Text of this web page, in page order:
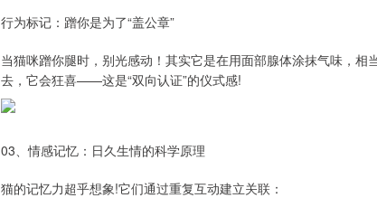
行为标记：蹭你是为了“盖公章”
当猫咪蹭你腿时，别光感动！其实它是在用面部腺体涂抹气味，
去，它会狂喜——这是“双向认证”的仪式感!
03、情感记忆：日久生情的科学原理
猫的记忆力超乎想象!它们通过重复互动建立关联：